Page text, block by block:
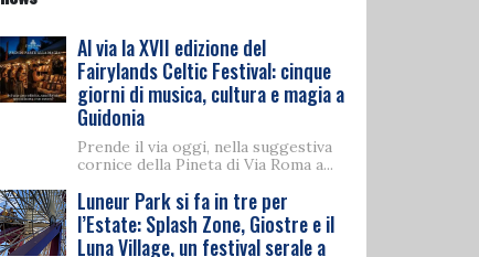
Al via la XVII edizione del
Fairylands Celtic Festival: cinque
giorni di musica, cultura e magia a
Guidonia
Prende il via oggi, nella suggestiva
cornice della Pineta di Via Roma a...
Luneur Park si fa in tre per
l’Estate: Splash Zone, Giostre e il
Luna Village, un festival serale a